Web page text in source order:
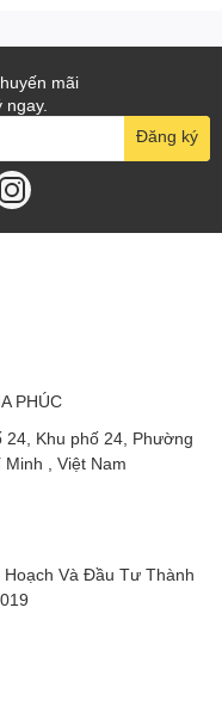
BỊ TỐI ƯU
cho bạn một cổng duy
bị Logitech G được hỗ
LÀM
thiết kế kỹ lưỡng
Vibe 100, bàn phím Đa
mãi
Đăng ký
PHÚC
Khu phố 24, Phường
, Việt Nam
Và Đầu Tư Thành